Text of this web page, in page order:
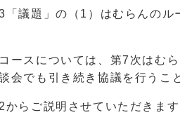
「議題」の（1）はむらんの
ースについては、第7次はむ
会でも引き続き協議を行うこ
からご説明させていただきます